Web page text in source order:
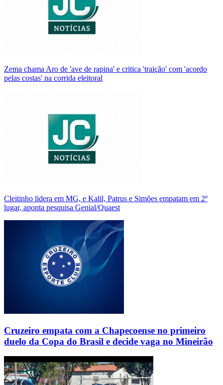
Zema chama Aro de 'ave de rapina' e critica 'traição' com 'acordo
pelas costas' na corrida eleitoral
Cleitinho lidera em MG, e Kalil, Patrus e Simões empatam em 2º
lugar, aponta pesquisa Genial/Quaest
Cruzeiro empata com a Chapecoense no primeiro
duelo da Copa do Brasil e decide vaga no Mineirão